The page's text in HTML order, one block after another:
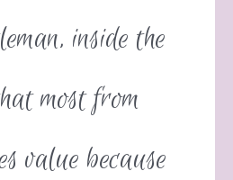
inside the
most from
value because